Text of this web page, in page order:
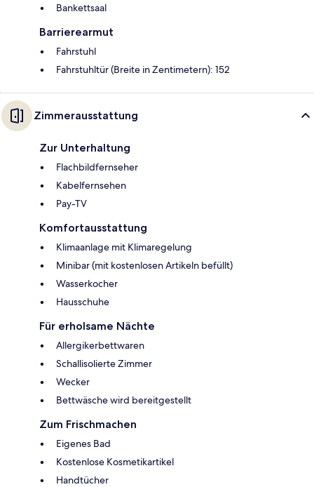
Bankettsaal
Barrierearmut
Fahrstuhl
Fahrstuhltür (Breite in Zentimetern): 152
Zimmerausstattung
Zur Unterhaltung
Flachbildfernseher
Kabelfernsehen
Pay-TV
Komfortausstattung
Klimaanlage mit Klimaregelung
Minibar (mit kostenlosen Artikeln befüllt)
Wasserkocher
Hausschuhe
Für erholsame Nächte
Allergikerbettwaren
Schallisolierte Zimmer
Wecker
Bettwäsche wird bereitgestellt
Zum Frischmachen
Eigenes Bad
Kostenlose Kosmetikartikel
Handtücher